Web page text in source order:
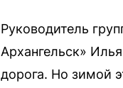
Руководитель
Архангельск»
дорога. Но зимой